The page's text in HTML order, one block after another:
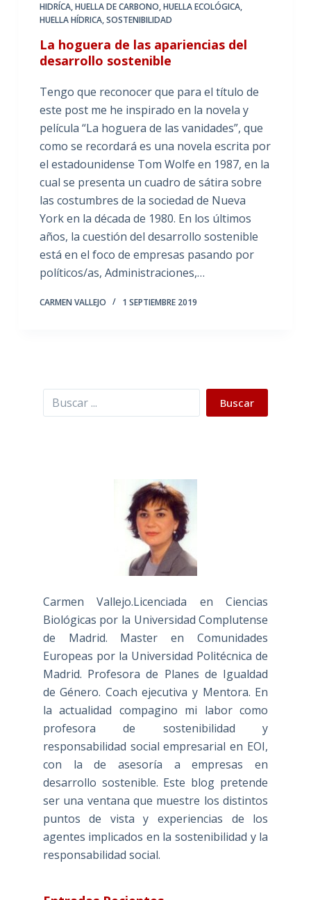
HIDRÍCA,HUELLA DE CARBONO,HUELLA ECOLÓGICA,
HUELLA HÍDRICA,SOSTENIBILIDAD
La hoguera de las apariencias del
desarrollo sostenible
Tengo que reconocer que para el título de
este post me he inspirado en la novela y
película “La hoguera de las vanidades”, que
como se recordará es una novela escrita por
el estadounidense Tom Wolfe en 1987, en la
cual se presenta un cuadro de sátira sobre
las costumbres de la sociedad de Nueva
York en la década de 1980. En los últimos
años, la cuestión del desarrollo sostenible
está en el foco de empresas pasando por
políticos/as, Administraciones,…
CARMEN VALLEJO 1 SEPTIEMBRE 2019
Buscar Buscar
Carmen Vallejo.Licenciada en Ciencias
Biológicas por la Universidad Complutense
de Madrid. Master en Comunidades
Europeas por la Universidad Politécnica de
Madrid. Profesora de Planes de Igualdad
de Género. Coach ejecutiva y Mentora. En
la actualidad compagino mi labor como
profesora de sostenibilidad y
responsabilidad social empresarial en EOI,
con la de asesoría a empresas en
desarrollo sostenible. Este blog pretende
ser una ventana que muestre los distintos
puntos de vista y experiencias de los
agentes implicados en la sostenibilidad y la
responsabilidad social.